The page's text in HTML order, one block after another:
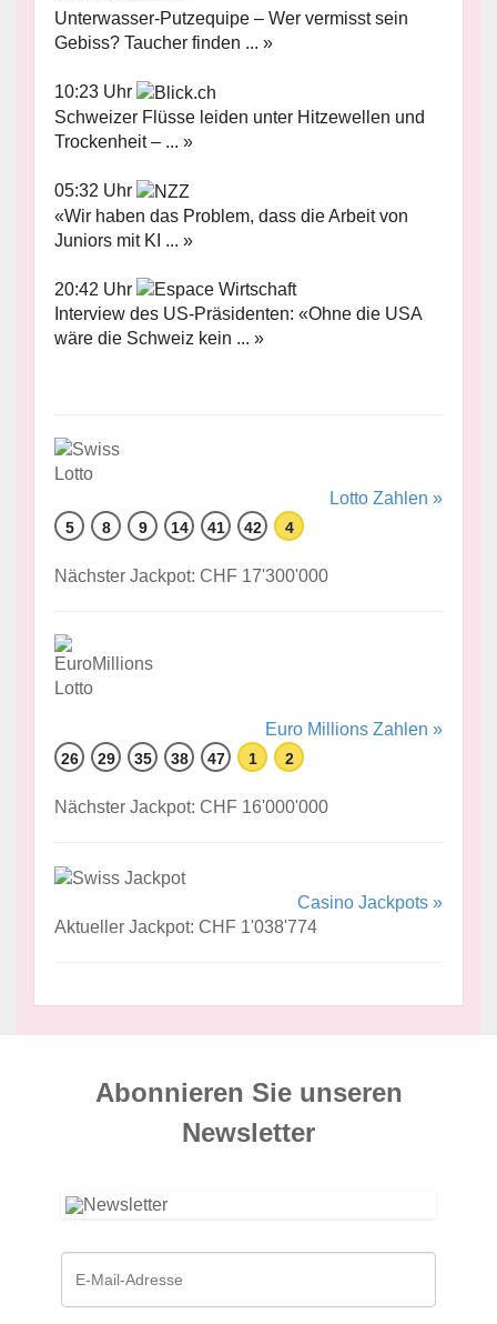
Unterwasser-Putzequipe – Wer vermisst sein
Gebiss? Taucher finden ... »
10:23 Uhr
Schweizer Flüsse leiden unter Hitzewellen und
Trockenheit – ... »
05:32 Uhr
«Wir haben das Problem, dass die Arbeit von
Juniors mit KI ... »
20:42 Uhr
Interview des US-Präsidenten: «Ohne die USA
wäre die Schweiz kein ... »
Lotto Zahlen »
5 8 9 14 41 42 4
Nächster Jackpot: CHF 17'300'000
Euro Millions Zahlen »
26 29 35 38 47 1 2
Nächster Jackpot: CHF 16'000'000
Casino Jackpots »
Aktueller Jackpot: CHF 1'038'774
Abonnieren Sie unseren
News­letter